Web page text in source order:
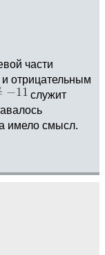
части
отрицательным
служит
имело смысл.